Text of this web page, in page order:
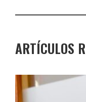
ARTÍCULOS